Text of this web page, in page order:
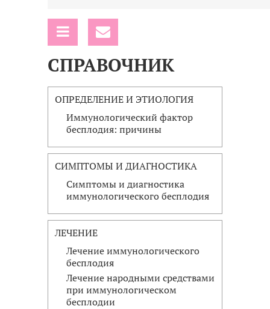
СПРАВОЧНИК
ОПРЕДЕЛЕНИЕ И ЭТИОЛОГИЯ
Иммунологический фактор
бесплодия: причины
СИМПТОМЫ И ДИАГНОСТИКА
Симптомы и диагностика
иммунологического бесплодия
ЛЕЧЕНИЕ
Лечение иммунологического
бесплодия
Лечение народными средствами
при иммунологическом
бесплодии